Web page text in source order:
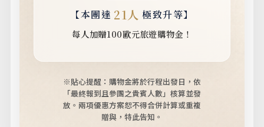
【本團達 21人 極致升等】
每人加贈100歐元旅遊購物金！
※貼心提醒：購物金將於行程出發日，依
「最終報到且參團之貴賓人數」核算並發
放。 兩項優惠方案恕不得合併計算或重複
贈與，特此告知。